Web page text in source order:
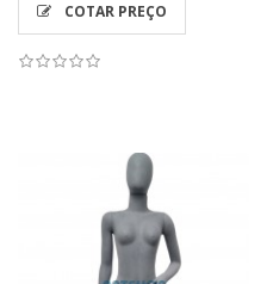
COTAR PREÇO